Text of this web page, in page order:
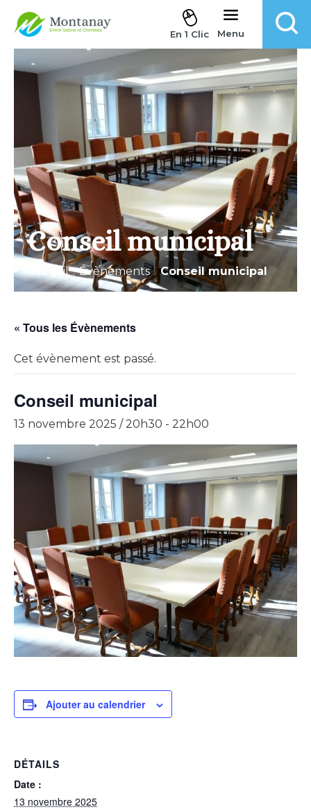
Aller au contenu
En 1 Clic Menu
Conseil municipal
Accueil . Évènements . Conseil municipal
« Tous les Évènements
Cet évènement est passé.
Conseil municipal
13 novembre 2025 / 20h30 - 22h00
Ajouter au calendrier
DÉTAILS
Date :
13 novembre 2025